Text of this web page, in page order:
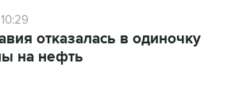
отказалась в одиночку
на нефть